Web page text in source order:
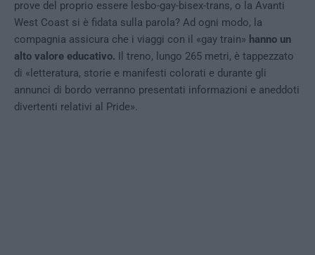
prove del proprio essere lesbo-gay-bisex-trans, o la Avanti
West Coast si è fidata sulla parola? Ad ogni modo, la
compagnia assicura che i viaggi con il «gay train» hanno un
alto valore educativo. Il treno, lungo 265 metri, è tappezzato
di «letteratura, storie e manifesti colorati e durante gli
annunci di bordo verranno presentati informazioni e aneddoti
divertenti relativi al Pride».